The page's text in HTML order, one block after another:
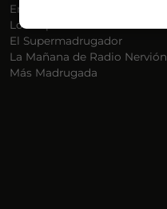
En Ruta
Locos por la Música
El Supermadrugador
La Mañana de Radio Nervión
Más Madrugada